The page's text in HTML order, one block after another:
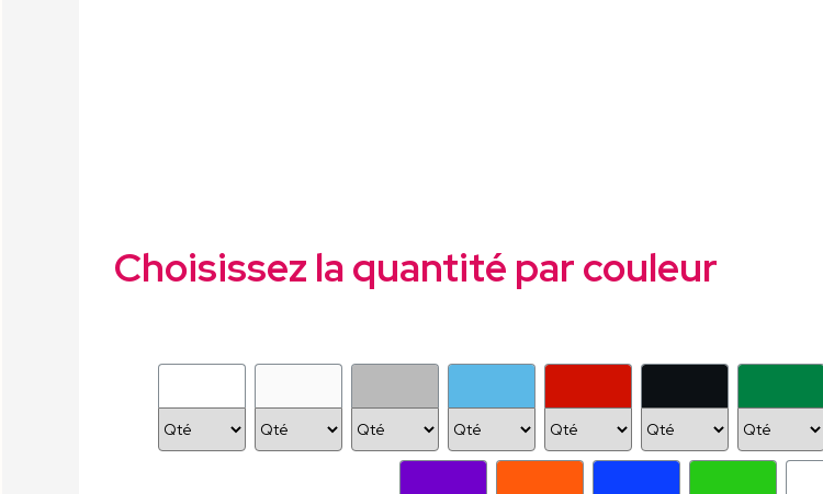
Choisissez la quantité par couleur